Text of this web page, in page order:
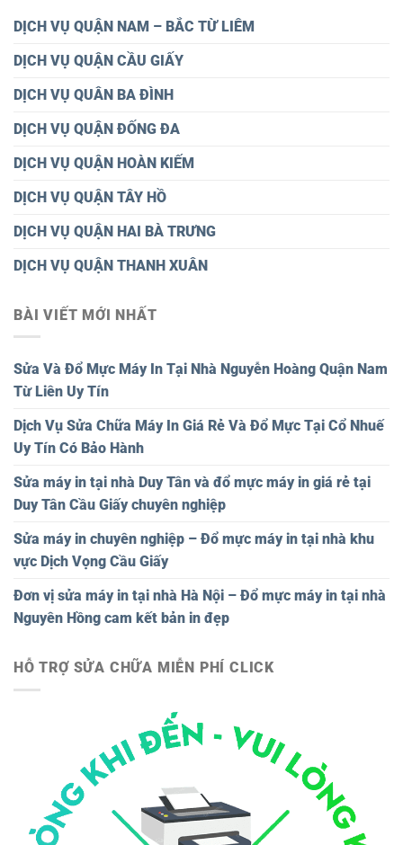
DỊCH VỤ QUẬN NAM – BẮC TỪ LIÊM
DỊCH VỤ QUẬN CẦU GIẤY
DỊCH VỤ QUÂN BA ĐÌNH
DỊCH VỤ QUẬN ĐỐNG ĐA
DỊCH VỤ QUẬN HOÀN KIẾM
DỊCH VỤ QUẬN TÂY HỒ
DỊCH VỤ QUẬN HAI BÀ TRƯNG
DỊCH VỤ QUẬN THANH XUÂN
BÀI VIẾT MỚI NHẤT
Sửa Và Đổ Mực Máy In Tại Nhà Nguyễn Hoàng Quận Nam
Từ Liên Uy Tín
Dịch Vụ Sửa Chữa Máy In Giá Rẻ Và Đổ Mực Tại Cổ Nhuế
Uy Tín Có Bảo Hành
Sửa máy in tại nhà Duy Tân và đổ mực máy in giá rẻ tại
Duy Tân Cầu Giấy chuyên nghiệp
Sửa máy in chuyên nghiệp – Đổ mực máy in tại nhà khu
vực Dịch Vọng Cầu Giấy
Đơn vị sửa máy in tại nhà Hà Nội – Đổ mực máy in tại nhà
Nguyên Hồng cam kết bản in đẹp
HỖ TRỢ SỬA CHỮA MIỄN PHÍ CLICK